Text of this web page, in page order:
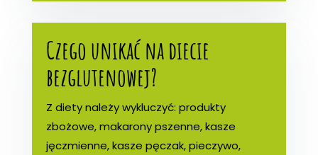
Czego unikać na diecie
bezglutenowej?
Z diety należy wykluczyć: produkty
zbożowe, makarony pszenne, kasze
jęczmienne, kasze pęczak, pieczywo,